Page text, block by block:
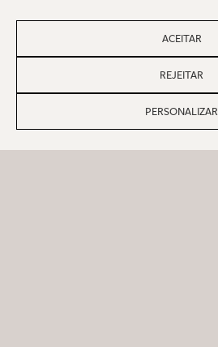
ACEITAR
REJEITAR
PERSONALIZAR
Assine nossa newsletter